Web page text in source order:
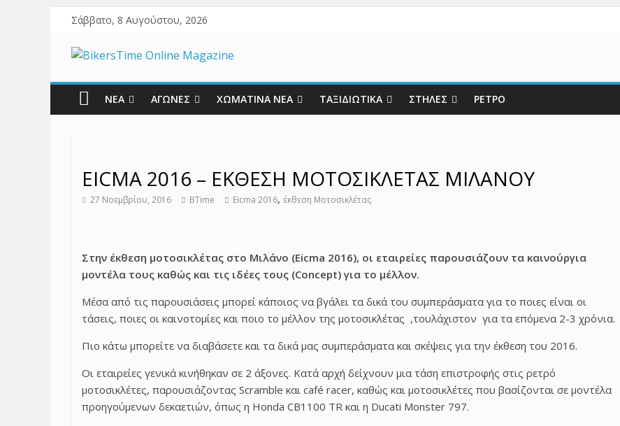
Σάββατο, 8 Αυγούστου, 2026
ΝΕΑ ΑΓΩΝΕΣ ΧΩΜΑΤΙΝΑ ΝΕΑ ΤΑΞΙΔΙΩΤΙΚΑ ΣΤΗΛΕΣ ΡΕΤΡΟ
EICMA 2016 – ΕΚΘΕΣΗ ΜΟΤΟΣΙΚΛΕΤΑΣ ΜΙΛΑΝΟΥ
27 Νοεμβρίου, 2016 BTime Eicma 2016, έκθεση Μοτοσικλέτας
Στην έκθεση μοτοσικλέτας στο Μιλάνο (Eicma 2016), οι εταιρείες παρουσιάζουν τα καινούργια
μοντέλα τους καθώς και τις ιδέες τους (Concept) για το μέλλον.
Μέσα από τις παρουσιάσεις μπορεί κάποιος να βγάλει τα δικά του συμπεράσματα για το ποιες είναι οι
τάσεις, ποιες οι καινοτομίες και ποιο το μέλλον της μοτοσικλέτας ,τουλάχιστον για τα επόμενα 2-3 χρόνια.
Πιο κάτω μπορείτε να διαβάσετε και τα δικά μας συμπεράσματα και σκέψεις για την έκθεση του 2016.
Οι εταιρείες γενικά κινήθηκαν σε 2 άξονες. Κατά αρχή δείχνουν μια τάση επιστροφής στις ρετρό
μοτοσικλέτες, παρουσιάζοντας Scramble και café racer, καθώς και μοτοσικλέτες που βασίζονται σε μοντέλα
προηγούμενων δεκαετιών, όπως η Honda CB1100 TR και η Ducati Monster 797.